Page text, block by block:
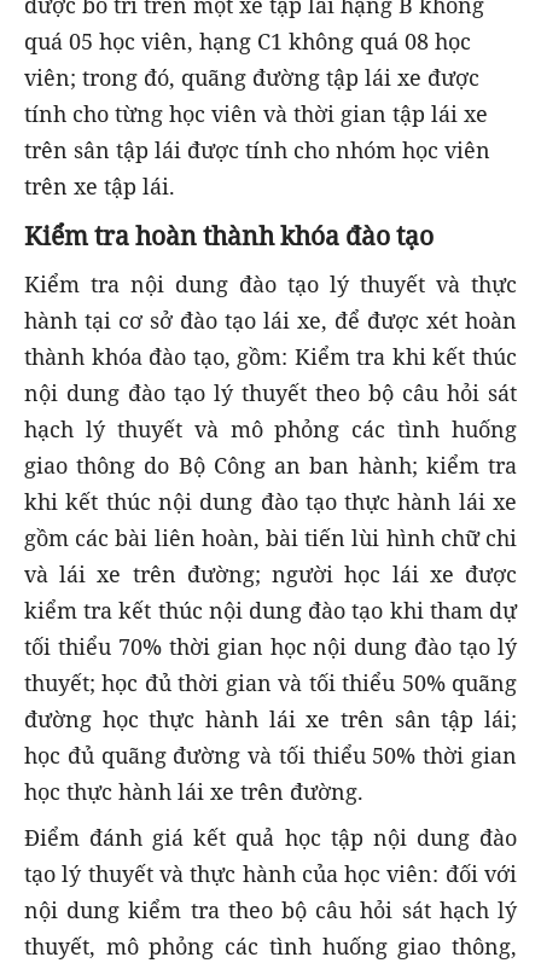
quá 05 học viên, hạng C1 không quá 08 học
viên; trong đó, quãng đường tập lái xe được
tính cho từng học viên và thời gian tập lái xe
trên sân tập lái được tính cho nhóm học viên
trên xe tập lái.
Kiểm tra hoàn thành khóa đào tạo
Kiểm tra nội dung đào tạo lý thuyết và thực
hành tại cơ sở đào tạo lái xe, để được xét hoàn
thành khóa đào tạo, gồm: Kiểm tra khi kết thúc
nội dung đào tạo lý thuyết theo bộ câu hỏi sát
hạch lý thuyết và mô phỏng các tình huống
giao thông do Bộ Công an ban hành; kiểm tra
khi kết thúc nội dung đào tạo thực hành lái xe
gồm các bài liên hoàn, bài tiến lùi hình chữ chi
và lái xe trên đường; người học lái xe được
kiểm tra kết thúc nội dung đào tạo khi tham dự
tối thiểu 70% thời gian học nội dung đào tạo lý
thuyết; học đủ thời gian và tối thiểu 50% quãng
đường học thực hành lái xe trên sân tập lái;
học đủ quãng đường và tối thiểu 50% thời gian
học thực hành lái xe trên đường.
Điểm đánh giá kết quả học tập nội dung đào
tạo lý thuyết và thực hành của học viên: đối với
nội dung kiểm tra theo bộ câu hỏi sát hạch lý
thuyết, mô phỏng các tình huống giao thông,